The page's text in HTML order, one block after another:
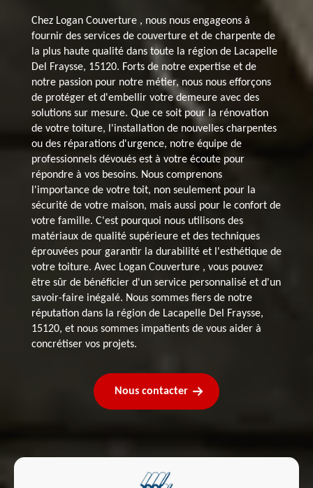
Chez Logan Couverture , nous nous engageons à
fournir des services de couverture et de charpente de
la plus haute qualité dans toute la région de Lacapelle
Del Fraysse, 15120. Forts de notre expertise et de
notre passion pour notre métier, nous nous efforçons
de protéger et d'embellir votre demeure avec des
solutions sur mesure. Que ce soit pour la rénovation
de votre toiture, l'installation de nouvelles charpentes
ou des réparations d'urgence, notre équipe de
professionnels dévoués est à votre écoute pour
répondre à vos besoins. Nous comprenons
l'importance de votre toit, non seulement pour la
sécurité de votre maison, mais aussi pour le confort de
votre famille. C'est pourquoi nous utilisons des
matériaux de qualité supérieure et des techniques
éprouvées pour garantir la durabilité et l'esthétique de
votre toiture. Avec Logan Couverture , vous pouvez
être sûr de bénéficier d'un service personnalisé et d'un
savoir-faire inégalé. Nous sommes fiers de notre
réputation dans la région de Lacapelle Del Fraysse,
15120, et nous sommes impatients de vous aider à
concrétiser vos projets.
Nous contacter